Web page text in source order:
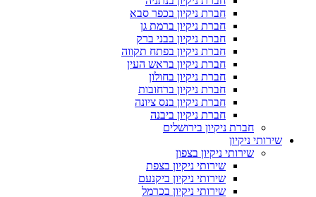
חברת ניקיון בכפר סבא
חברת ניקיון ברמת גן
חברת ניקיון בבני ברק
חברת ניקיון בפתח תקווה
חברת ניקיון בראש העין
חברת ניקיון בחולון
חברת ניקיון ברחובות
חברת ניקיון בנס ציונה
חברת ניקיון ביבנה
חברת ניקיון בירושלים
שירותי ניקיון
שירותי ניקיון בצפון
שירותי ניקיון בצפת
שירותי ניקיון ביקנעם
שירותי ניקיון בכרמל